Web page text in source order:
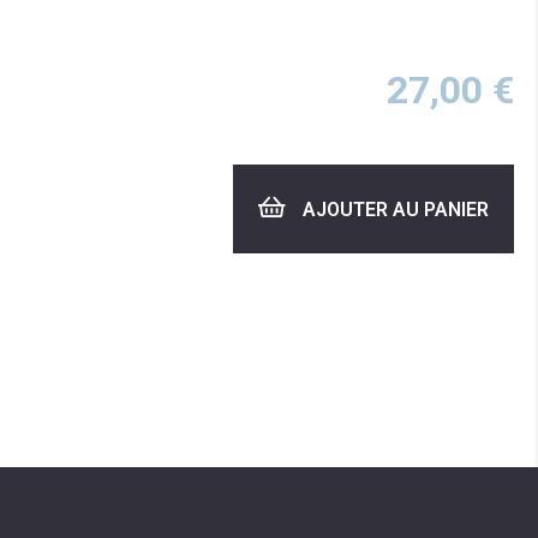
27,00 €
AJOUTER AU PANIER